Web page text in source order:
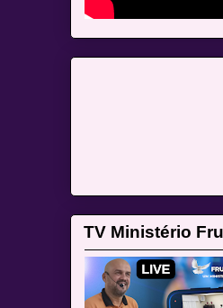
TV Ministério